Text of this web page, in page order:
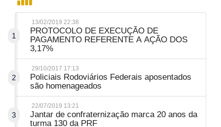
1
13/02/2019 22:38
PROTOCOLO DE EXECUÇÃO DE
PAGAMENTO REFERENTE A AÇÃO DOS
3,17%
2
29/10/2017 17:13
Policiais Rodoviários Federais aposentados
são homenageados
3
22/07/2019 13:21
Jantar de confraternização marca 20 anos da
turma 130 da PRF